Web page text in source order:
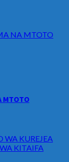
NA MTOTO
MTOTO
KUREJEA
KITAIFA